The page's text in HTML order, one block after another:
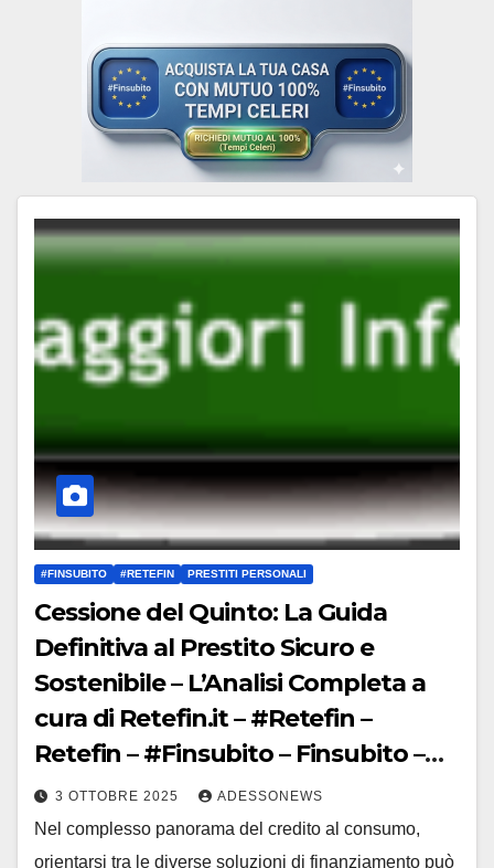
#FINSUBITO #RETEFIN PRESTITI PERSONALI
Cessione del Quinto: La Guida
Definitiva al Prestito Sicuro e
Sostenibile – L’Analisi Completa a
cura di Retefin.it – #Retefin –
Retefin – #Finsubito – Finsubito –
#Adessonews – #Adessonews –
#Finsubito – Adessonews
3 OTTOBRE 2025 ADESSONEWS
Nel complesso panorama del credito al consumo,
orientarsi tra le diverse soluzioni di finanziamento può